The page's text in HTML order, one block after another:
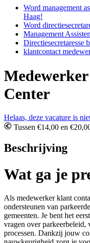
Word management
Haag!
Word
Management
Directiesecretaresse
klantcontact
Center
Helaas, deze vacature is
Tussen €14,00 en
Beschrijving
Wat ga je
Als medewerker klant
ondersteunen van
gemeenten. Je bent het
vragen over parkeerbeleid,
processen. Dankzij jouw